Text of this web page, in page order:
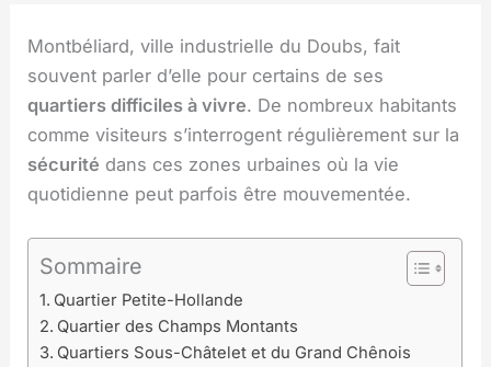
Montbéliard, ville industrielle du Doubs, fait
souvent parler d’elle pour certains de ses
quartiers difficiles à vivre. De nombreux habitants
comme visiteurs s’interrogent régulièrement sur la
sécurité dans ces zones urbaines où la vie
quotidienne peut parfois être mouvementée.
Sommaire
Quartier Petite-Hollande
Quartier des Champs Montants
Quartiers Sous-Châtelet et du Grand Chênois